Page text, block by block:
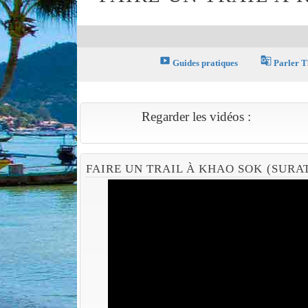
smart_display Guides pratiques g_translateParler
Regarder les vidéos :
FAIRE UN TRAIL À KHAO SOK